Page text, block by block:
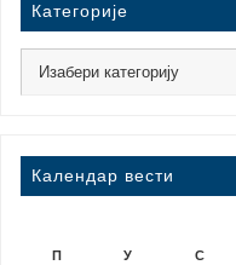
Категорије
Календар вести
П У С